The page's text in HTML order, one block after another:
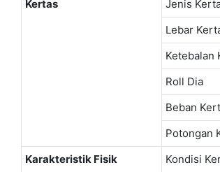
Kertas
Jenis
Lebar
Ketebalan
Roll Dia
Beban
Potongan
Karakteristik Fisik
Kondisi